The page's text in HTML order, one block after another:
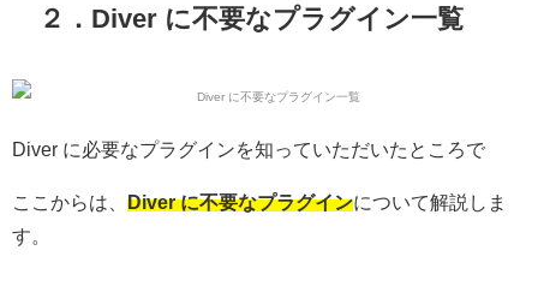
２．Diver に不要なプラグイン一覧
Diver に必要なプラグインを知っていただいたところで
ここからは、 Diver に不要なプラグインについて解説しま
す。